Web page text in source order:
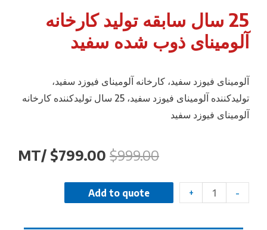
25 سال سابقه تولید کارخانه
آلومینای ذوب شده سفید
آلومینای فیوزد سفید، کارخانه آلومینای فیوزد سفید،
تولیدکننده آلومینای فیوزد سفید، 25 سال تولیدکننده کارخانه
آلومینای فیوزد سفید
$999.00
$799.00
/MT
Add to quote